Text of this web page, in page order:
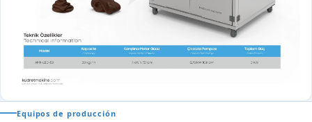
Equipos de producción